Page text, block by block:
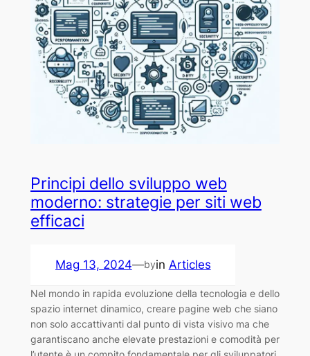
Principi dello sviluppo web
moderno: strategie per siti web
efficaci
Mag 13, 2024—byin Articles
Nel mondo in rapida evoluzione della tecnologia e dello
spazio internet dinamico, creare pagine web che siano
non solo accattivanti dal punto di vista visivo ma che
garantiscano anche elevate prestazioni e comodità per